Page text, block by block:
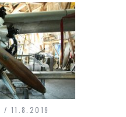
11.8.2019